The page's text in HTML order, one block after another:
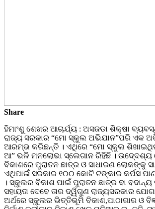
Share
ହିମାଂଶୁ ଶେଖର ଆଚାର୍ଯ୍ୟ : ଅସଜଡା ଶିକ୍ଷା
ରାଜ୍ୟ ସରକାର “ମୋ ସ୍କୁଲ ଅଭିଯାନ”ପରି ଏକ
ଆରମ୍ଭ କରିଛନ୍ତି । ଏଥିରେ “ମୋ ସ୍କୁଲ
ଆ” ଭଳି ମନଲୋଭା ସ୍ଲେଗାନ ରିହିଛି ।
ବିକାଶରେ ପୁରାତନ ଛାତ୍ର ଓ ସାଧାରଣ ଲୋକଙ୍କୁ
ଏଥିପାଇଁ ସରକାର ୧୦୦ କୋଟି ଟଙ୍କାର କର୍ପସ
। ସ୍କୁଲର ବିକାଶ ପାଇଁ ପୁରାତନ ଛାତ୍ର ବା
ସହାୟତା ଦେବେ ତାର ଦ୍ୱିଗୁଣ ରାଜ୍ୟସରକାର
ଅର୍ଥରେ ସ୍କୁଲର ଭିତ୍ତିଭୂମି ବିକାଶ,ପାଠାଗାର ଓ